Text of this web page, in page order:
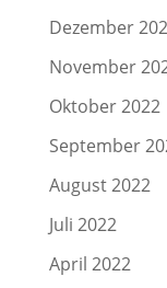
Dezember
November
Oktober 2022
September
August 2022
Juli 2022
April 2022